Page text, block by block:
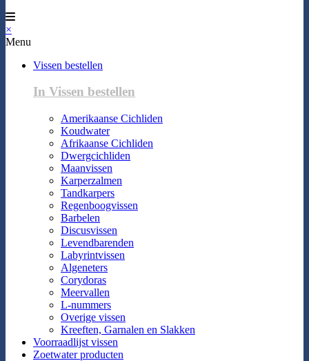
×
Menu
Vissen bestellen
In Vissen bestellen
Amerikaanse Cichliden
Koudwater
Afrikaanse Cichliden
Dwergcichliden
Maanvissen
Karperzalmen
Tandkarpers
Regenboogvissen
Barbelen
Discusvissen
Levendbarenden
Labyrintvissen
Algeneters
Corydoras
Meervallen
L-nummers
Overige vissen
Kreeften, Garnalen en Slakken
Voorraadlijst vissen
Zoetwater producten